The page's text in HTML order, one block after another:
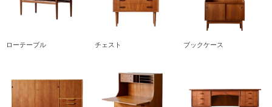
ローテーブル チェスト ブックケース